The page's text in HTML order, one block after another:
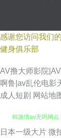
感谢您访问我们
健身俱乐部
AV撸大师影院
啊鲁|av乱伦电影
成人短剧 网站地
国产精品久久紫色
日本一级大片 微